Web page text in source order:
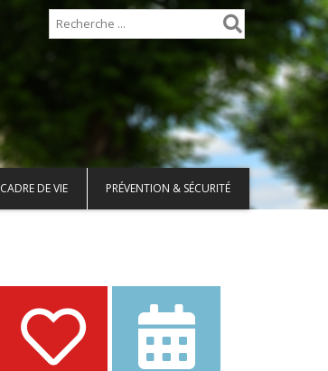
CADRE DE VIE PRÉVENTION & SÉCURITÉ